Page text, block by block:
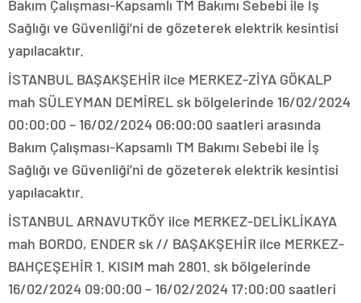
Bakım Çalışması-Kapsamlı TM Bakımı Sebebi ile İş
Sağlığı ve Güvenliği’ni de gözeterek elektrik kesintisi
yapılacaktır.
İSTANBUL BAŞAKŞEHİR ilce MERKEZ-ZİYA GÖKALP
mah SÜLEYMAN DEMİREL sk bölgelerinde 16/02/2024
00:00:00 – 16/02/2024 06:00:00 saatleri arasında
Bakım Çalışması-Kapsamlı TM Bakımı Sebebi ile İş
Sağlığı ve Güvenliği’ni de gözeterek elektrik kesintisi
yapılacaktır.
İSTANBUL ARNAVUTKÖY ilce MERKEZ-DELİKLİKAYA
mah BORDO, ENDER sk // BAŞAKŞEHİR ilce MERKEZ-
BAHÇEŞEHİR 1. KISIM mah 2801. sk bölgelerinde
16/02/2024 09:00:00 – 16/02/2024 17:00:00 saatleri